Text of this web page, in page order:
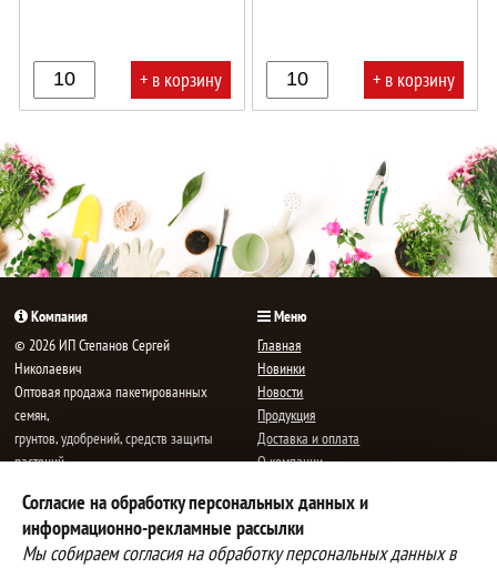
+ в корзину
корзине!
+ в корзину
Согласие на обработку персональных данных и
информационно-рекламные рассылки
Мы собираем согласия на обработку персональных данных в
Компания
© 2026 ИП Степанов Сергей
Николаевич
Oптовая продажа пакетированных
семян,
грунтов, удобрений, средств защиты
растений.
E-mail:mail@semenauspeha.ru
Телефон: +7 (8352) 28-80-34
Меню
Главная
Новинки
Новости
Продукция
Доставка и оплата
О компании
Контакты